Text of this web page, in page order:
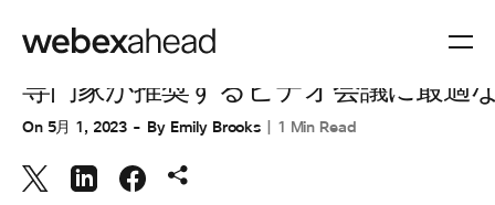
コラボレーション
専門家が推奨するビデオ会議に最適
On 5月 1, 2023 By Emily Brooks 1 Min Read